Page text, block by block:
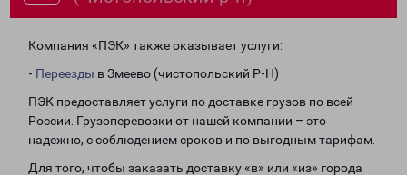
Компания «ПЭК» также оказывает услуги:
- Переезды в Змеево (чистопольский Р-Н)
ПЭК предоставляет услуги по доставке грузов по всей
России. Грузоперевозки от нашей компании – это
надежно, с соблюдением сроков и по выгодным тарифам.
Для того, чтобы заказать доставку «в» или «из» города